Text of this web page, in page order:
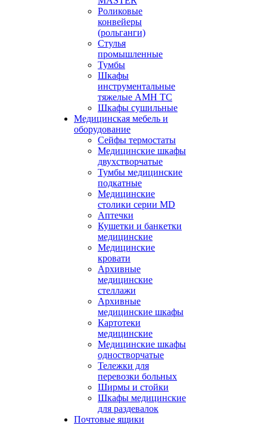
Роликовые
конвейеры
(рольганги)
Стулья
промышленные
Тумбы
Шкафы
инструментальные
тяжелые АМН ТС
Шкафы сушильные
Медицинская мебель и
оборудование
Сейфы термостаты
Медицинские шкафы
двухстворчатые
Тумбы медицинские
подкатные
Медицинские
столики серии MD
Аптечки
Кушетки и банкетки
медицинские
Медицинские
кровати
Архивные
медицинские
стеллажи
Архивные
медицинские шкафы
Картотеки
медицинские
Медицинские шкафы
одностворчатые
Тележки для
перевозки больных
Ширмы и стойки
Шкафы медицинские
для раздевалок
Почтовые ящики